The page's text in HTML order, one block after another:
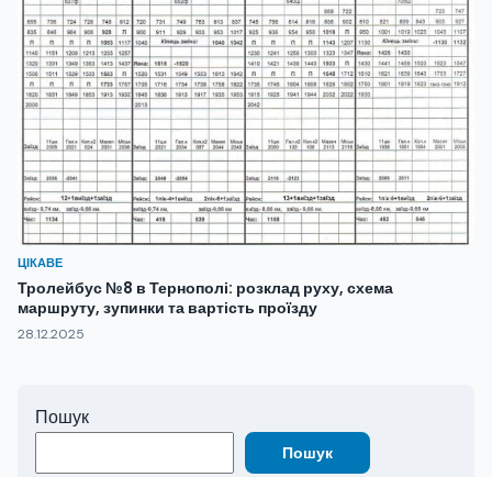
ЦІКАВЕ
Тролейбус №8 в Тернополі: розклад руху, схема
маршруту, зупинки та вартість проїзду
28.12.2025
Пошук
Пошук